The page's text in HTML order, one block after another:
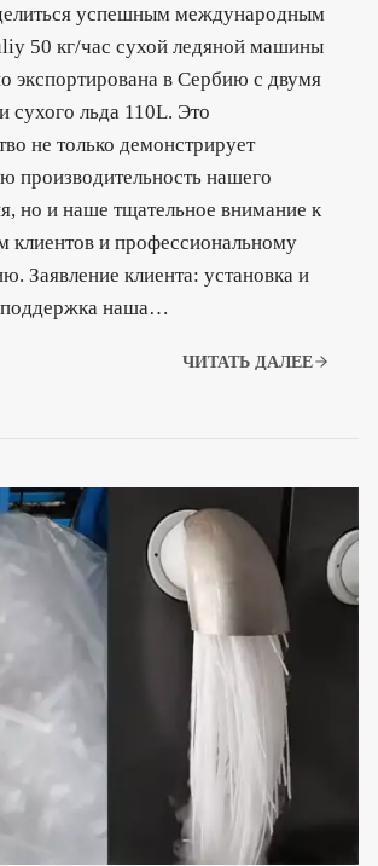
успешным международным
50 кг/час сухой ледяной машины
экспортирована в Сербию с двумя
сухого льда 110L. Это
не только демонстрирует
производительность нашего
но и наше тщательное внимание к
клиентов и профессиональному
Заявление клиента: установка и
поддержка наша…
ЧИТАТЬ ДАЛЕЕ